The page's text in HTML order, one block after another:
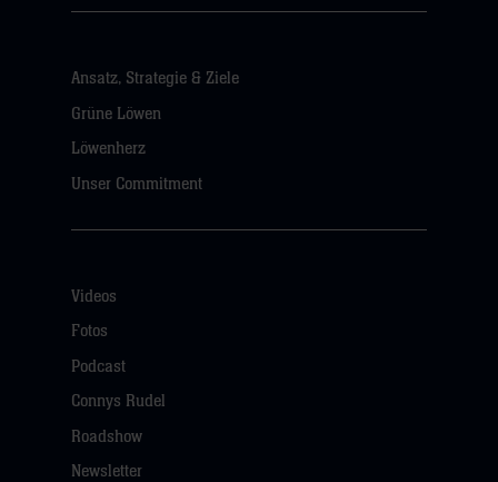
Ansatz, Strategie & Ziele
Grüne Löwen
Löwenherz
Unser Commitment
Videos
Fotos
Podcast
Connys Rudel
Roadshow
Newsletter